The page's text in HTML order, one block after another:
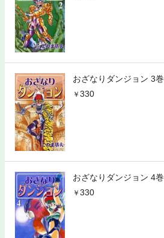
おざなりダンジョン 3巻
330
おざなりダンジョン 4巻
330